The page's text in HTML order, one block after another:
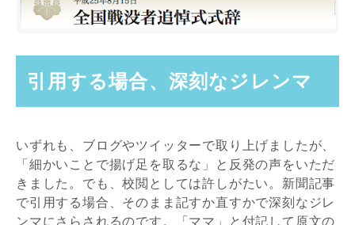
引用する場合、深刻なジレンマ
いずれも、ブログやツイッターで取り上げましたが、
「細かいことで揚げ足を取るな」と反発の声をいただ
きました。でも、校閲としては許しがたい。新聞記事
で引用する場合、そのまま記すか直すかで深刻なジレ
ンマにさらされるのです。「ママ」と付記して原文の